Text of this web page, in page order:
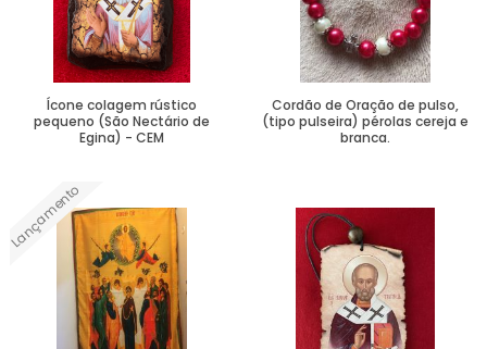
Ícone colagem rústico
pequeno (São Nectário de
Egina) - CEM
Cordão de Oração de pulso,
(tipo pulseira) pérolas cereja e
branca.
Lançamento